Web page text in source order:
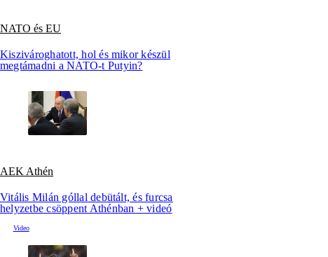
NATO és EU
Kiszivároghatott, hol és mikor készül
megtámadni a NATO-t Putyin?
AEK Athén
Vitális Milán góllal debütált, és furcsa
helyzetbe csöppent Athénban + videó